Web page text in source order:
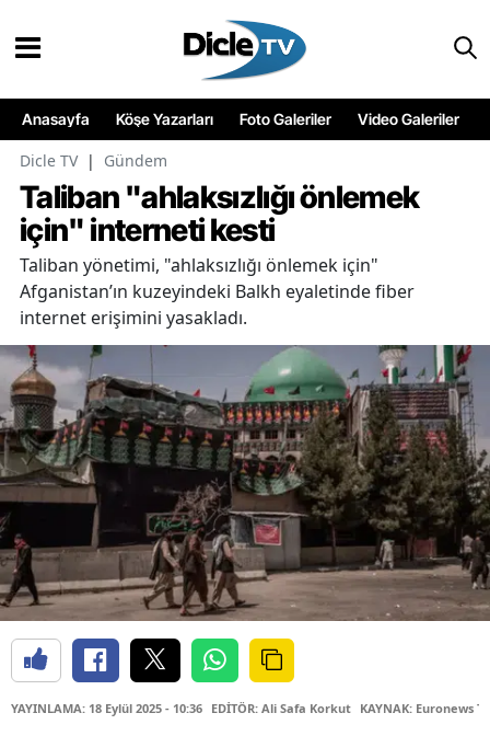
Anasayfa Köşe Yazarları Foto Galeriler Video Galeriler
Dicle TV | Gündem
Taliban "ahlaksızlığı önlemek
için" interneti kesti
Taliban yönetimi, "ahlaksızlığı önlemek için"
Afganistan’ın kuzeyindeki Balkh eyaletinde fiber
internet erişimini yasakladı.
YAYINLAMA: 18 Eylül 2025 - 10:36 EDİTÖR: Ali Safa Korkut KAYNAK: Euronews